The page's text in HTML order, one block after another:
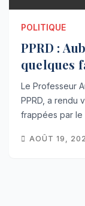
POLITIQUE
PPRD :
quelques
Le Professeur
PPRD, a rendu
frappées par le
AOÛT 19,